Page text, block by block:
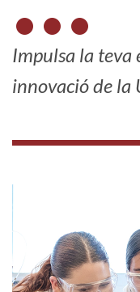
Impulsa la teva
innovació de la